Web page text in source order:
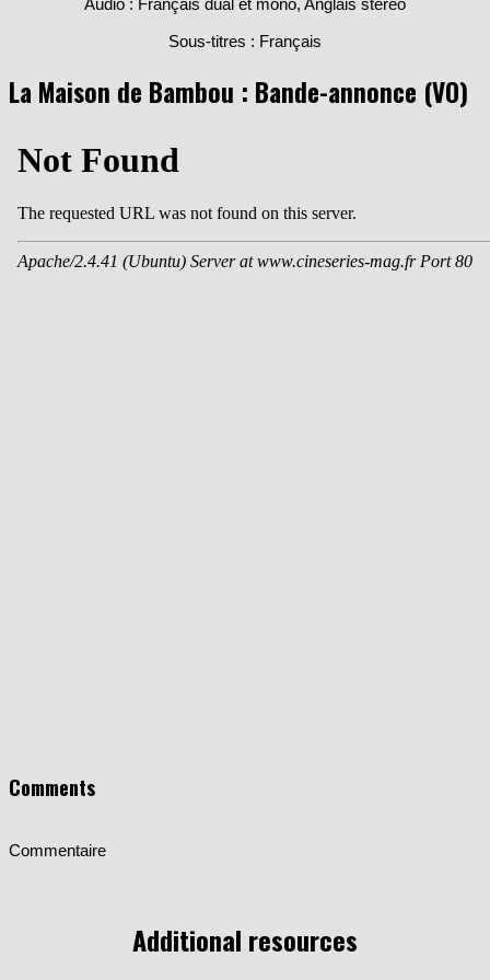
Audio : Français dual et mono, Anglais stéréo
Sous-titres : Français
La Maison de Bambou : Bande-annonce (VO)
Comments
Commentaire
Additional resources